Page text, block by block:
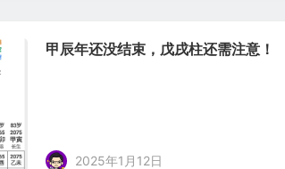
甲辰年还没结束，戊戌柱还需注意！
2025年1月12日